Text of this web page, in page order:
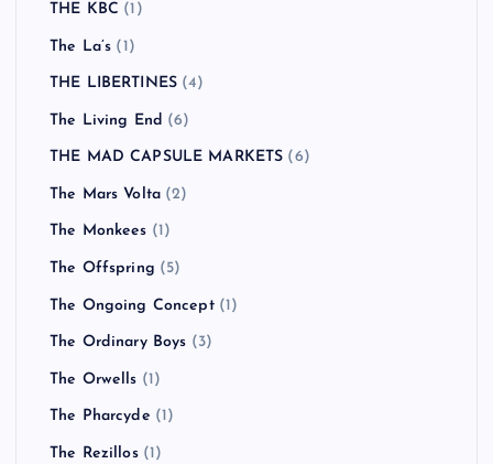
THE KBC (1)
The La’s (1)
THE LIBERTINES (4)
The Living End (6)
THE MAD CAPSULE MARKETS (6)
The Mars Volta (2)
The Monkees (1)
The Offspring (5)
The Ongoing Concept(1)
The Ordinary Boys (3)
The Orwells (1)
The Pharcyde (1)
The Rezillos(1)